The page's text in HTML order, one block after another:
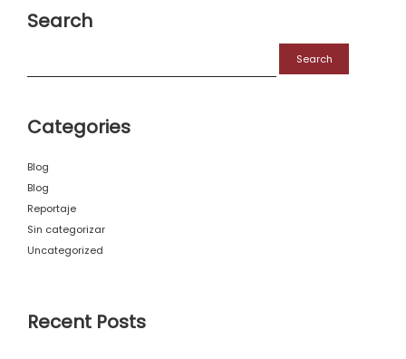
Search
Categories
Blog
Blog
Reportaje
Sin categorizar
Uncategorized
Recent Posts